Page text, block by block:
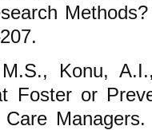
M.S., Konu,
Foster or